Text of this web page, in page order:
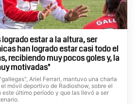
estar a la altura, ser
han logrado estar casi todo el
recibiendo muy pocos goles y, la
motivadas"
Ariel Ferrari, mantuvo una charla
móvil deportivo de Radioshow, sobre el
último período y que las llevó a ser